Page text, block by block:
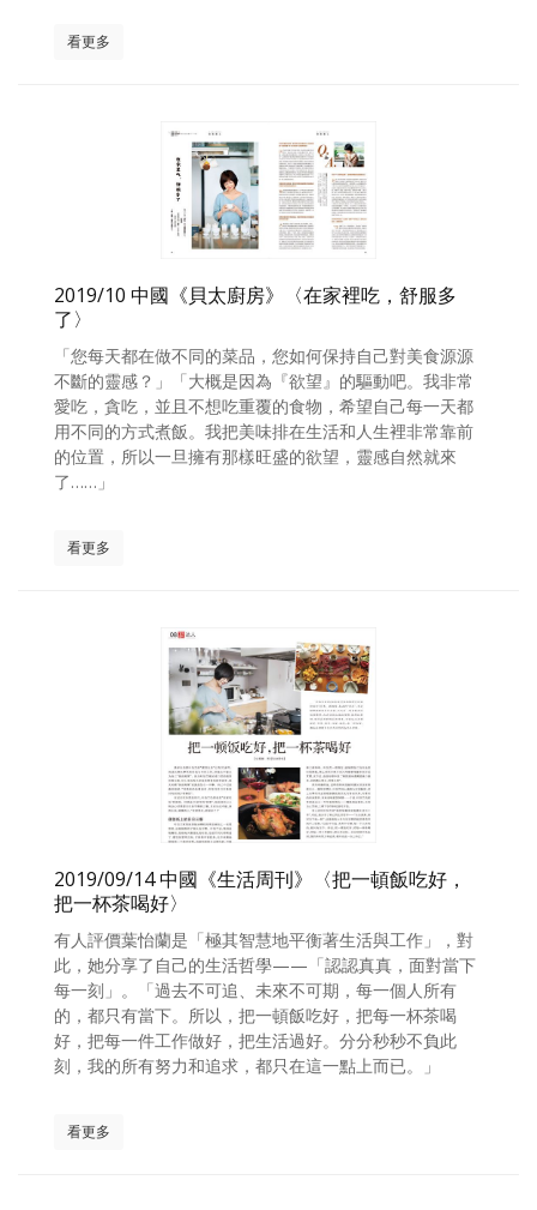
看更多
2019/10 中國《貝太廚房》〈在家裡吃，舒服多
了〉
「您每天都在做不同的菜品，您如何保持自己對美食源源
不斷的靈感？」「大概是因為『欲望』的驅動吧。我非常
愛吃，貪吃，並且不想吃重覆的食物，希望自己每一天都
用不同的方式煮飯。我把美味排在生活和人生裡非常靠前
的位置，所以一旦擁有那樣旺盛的欲望，靈感自然就來
了……」
看更多
2019/09/14 中國《生活周刊》〈把一頓飯吃好，
把一杯茶喝好〉
有人評價葉怡蘭是「極其智慧地平衡著生活與工作」，對
此，她分享了自己的生活哲學——「認認真真，面對當下
每一刻」。「過去不可追、未來不可期，每一個人所有
的，都只有當下。所以，把一頓飯吃好，把每一杯茶喝
好，把每一件工作做好，把生活過好。分分秒秒不負此
刻，我的所有努力和追求，都只在這一點上而已。」
看更多